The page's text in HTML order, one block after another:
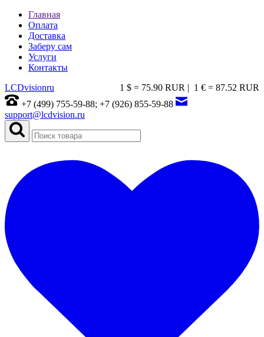
Главная
Оплата
Доставка
Заберу сам
Услуги
Контакты
1 € = 87.52 RUR
1 $ = 75.90 RUR |
LCDvisionru
+7 (499) 755-59-88; +7 (926) 855-59-88
support@lcdvision.ru